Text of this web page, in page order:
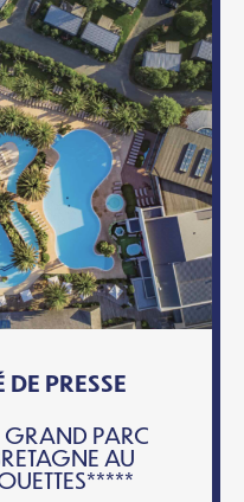
PRESSE
GRAND PARC
AU